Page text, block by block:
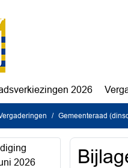
2026
Gemeenteraad
2026